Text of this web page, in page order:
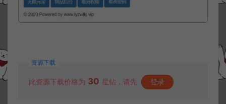
资源下载
此资源下载价格为 30 星钻，请先 登录